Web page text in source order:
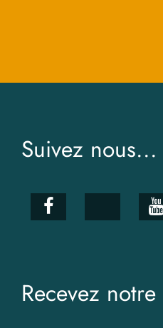
Suivez nous...
Recevez